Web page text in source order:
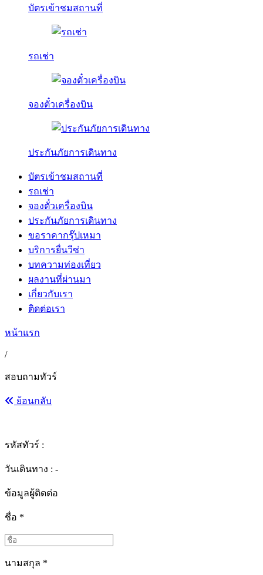
บัตรเข้าชมสถานที่
รถเช่า
จองตั๋วเครื่องบิน
ประกันภัยการเดินทาง
บัตรเข้าชมสถานที่
รถเช่า
จองตั๋วเครื่องบิน
ประกันภัยการเดินทาง
ขอราคากรุ๊ปเหมา
บริการยื่นวีซ่า
บทความท่องเที่ยว
ผลงานที่ผ่านมา
เกี่ยวกับเรา
ติดต่อเรา
หน้าแรก
/
สอบถามทัวร์
ย้อนกลับ
รหัสทัวร์ :
วันเดินทาง : -
ข้อมูลผู้ติดต่อ
ชื่อ *
นามสกุล *